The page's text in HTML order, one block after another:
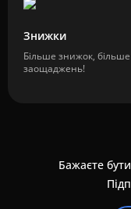
Знижки
Більше знижок, більше
заощаджень!
Бажаєте